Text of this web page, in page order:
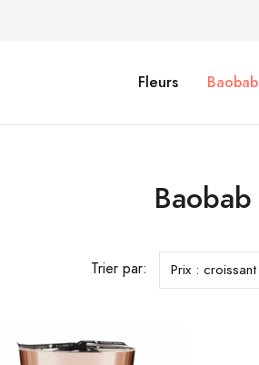
Fleurs Baobab
Baobab
Trier par: